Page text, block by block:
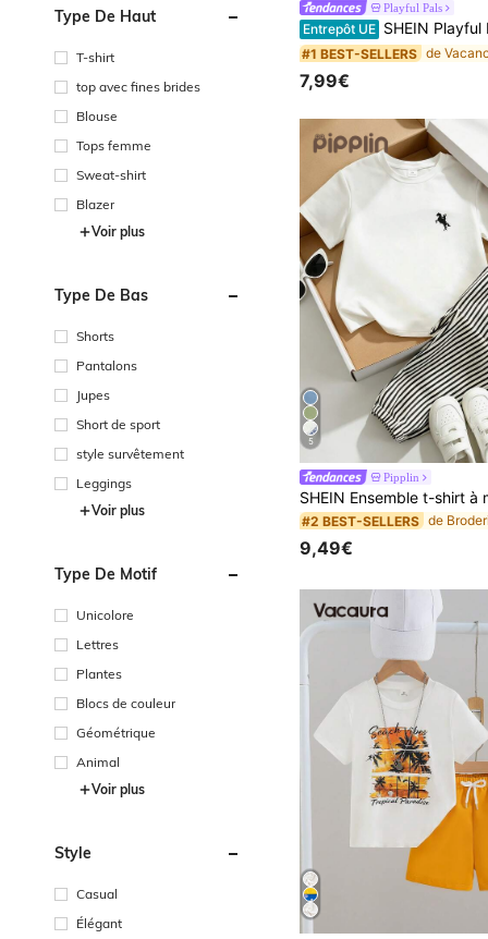
Type De Haut
T-shirt
top avec fines brides
Blouse
Tops femme
Sweat-shirt
Blazer
Voir plus
Type De Bas
Shorts
Pantalons
Jupes
Short de sport
style survêtement
Leggings
Voir plus
Type De Motif
Unicolore
Lettres
Plantes
Blocs de couleur
Géométrique
Animal
Voir plus
Style
Casual
Élégant
Playful Pals
Entrepôt UE SHEIN Playful Pals Ensemble t-shirt imprimé lettre
#1 BEST-SELLERS
7,99€
5
Pipplin
#2 BEST-SELLERS
9,49€